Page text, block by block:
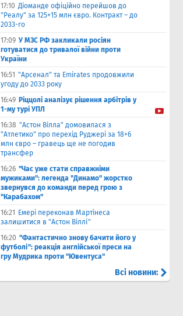
17:10 Діоманде офіційно перейшов до
"Реалу" за 125+15 млн євро. Контракт – до
2033-го
17:09 У МЗС РФ закликали росіян
готуватися до тривалої війни проти
України
16:51 "Арсенал" та Emirates продовжили
угоду до 2033 року
16:49 Ріццолі аналізує рішення арбітрів у
1-му турі УПЛ
16:38 "Астон Вілла" домовилася з
"Атлетико" про перехід Руджері за 18+6
млн євро – гравець ще не погодив
трансфер
16:26 "Час уже стати справжніми
мужиками": легенда "Динамо" жорстко
звернувся до команди перед грою з
"Карабахом"
16:21
Емері переконав Мартінеса
залишитися в "Астон Віллі"
16:20 "Фантастично знову бачити його у
футболі": реакція англійської преси на
гру Мудрика проти "Ювентуса"
Всі новини: